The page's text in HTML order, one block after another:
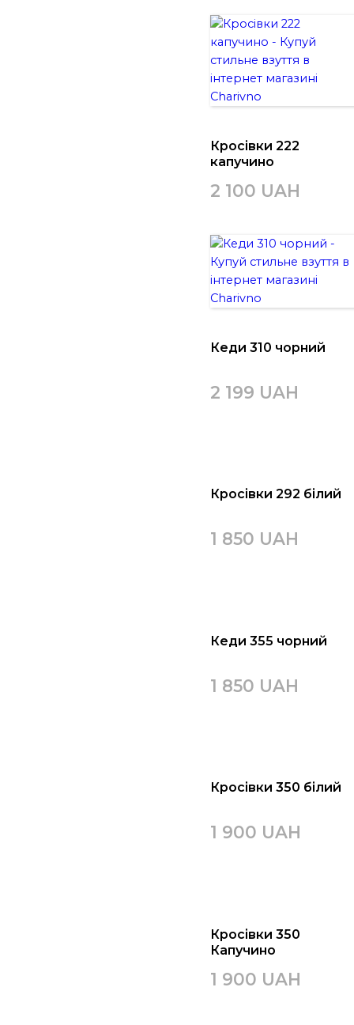
Кросівки 222
капучино
2 100 UAH
Кеди 310 чорний
2 199 UAH
Кросівки 292 білий
1 850 UAH
Кеди 355 чорний
1 850 UAH
Кросівки 350 білий
1 900 UAH
Кросівки 350
Капучино
1 900 UAH